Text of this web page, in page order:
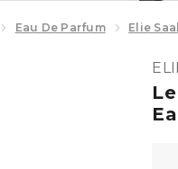
Eau De Parfum Elie